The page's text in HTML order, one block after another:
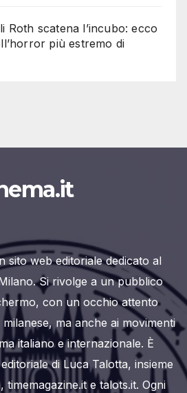
Roth scatena l’incubo: ecco
più estremo di
sito web editoriale dedicato al
Si rivolge a un pubblico
con un occhio attento
ma anche ai movimenti
italiano e internazionale. È
di Luca Talotta, insieme
e talots.it. Ogni